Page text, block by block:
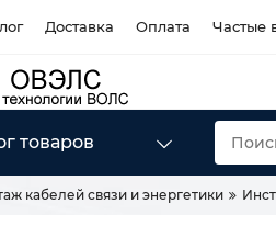
Доставка Оплата Частые
товаров
кабелей связи и энергетики